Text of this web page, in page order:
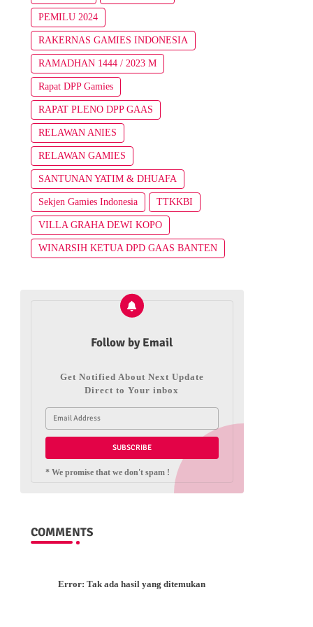
PEMILU 2024
RAKERNAS GAMIES INDONESIA
RAMADHAN 1444 / 2023 M
Rapat DPP Gamies
RAPAT PLENO DPP GAAS
RELAWAN ANIES
RELAWAN GAMIES
SANTUNAN YATIM & DHUAFA
Sekjen Gamies Indonesia TTKKBI
VILLA GRAHA DEWI KOPO
WINARSIH KETUA DPD GAAS BANTEN
Follow by Email
Get Notified About Next Update
Direct to Your inbox
* We promise that we don't spam !
COMMENTS
Error: Tak ada hasil yang ditemukan